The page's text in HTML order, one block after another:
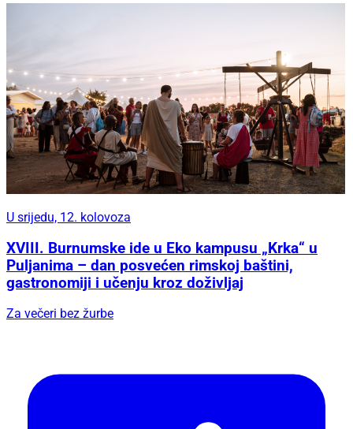
U srijedu, 12. kolovoza
XVIII. Burnumske ide u Eko kampusu „Krka“ u
Puljanima – dan posvećen rimskoj baštini,
gastronomiji i učenju kroz doživljaj
Za večeri bez žurbe